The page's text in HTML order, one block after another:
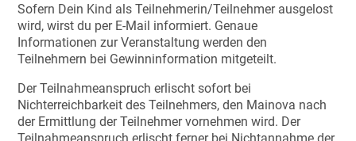
Sofern Dein Kind als Teilnehmerin/Teilnehmer ausgelost
wird, wirst du per E-Mail informiert. Genaue
Informationen zur Veranstaltung werden den
Teilnehmern bei Gewinninformation mitgeteilt.
Der Teilnahmeanspruch erlischt sofort bei
Nichterreichbarkeit des Teilnehmers, den Mainova nach
der Ermittlung der Teilnehmer vornehmen wird. Der
Teilnahmeanspruch erlischt ferner bei Nichtannahme der